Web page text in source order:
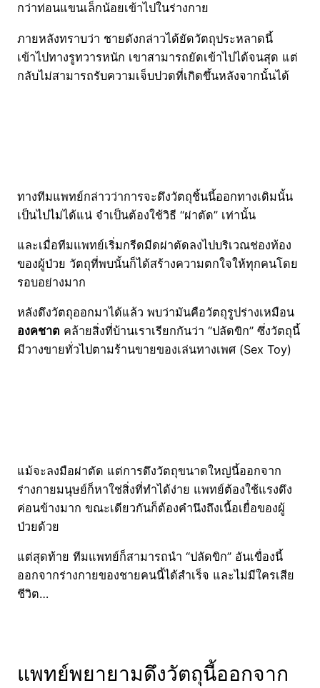
กว่าท่อนแขนเล็กน้อยเข้าไปในร่างกาย
ภายหลังทราบว่า ชายดังกล่าวได้ยัดวัตถุประหลาดนี้
เข้าไปทางรูทวารหนัก เขาสามารถยัดเข้าไปได้จนสุด แต่
กลับไม่สามารถรับความเจ็บปวดที่เกิดขึ้นหลังจากนั้นได้
ทางทีมแพทย์กล่าวว่าการจะดึงวัตถุชิ้นนี้ออกทางเดิมนั้น
เป็นไปไม่ได้แน่ จำเป็นต้องใช้วิธี “ผ่าตัด” เท่านั้น
และเมื่อทีมแพทย์เริ่มกรีดมีดผ่าตัดลงไปบริเวณช่องท้อง
ของผู้ป่วย วัตถุที่พบนั้นก็ได้สร้างความตกใจให้ทุกคนโดย
รอบอย่างมาก
หลังดึงวัตถุออกมาได้แล้ว พบว่ามันคือวัตถุรูปร่างเหมือน
องคชาต คล้ายสิ่งที่บ้านเราเรียกกันว่า “ปลัดขิก” ซึ่งวัตถุนี้
มีวางขายทั่วไปตามร้านขายของเล่นทางเพศ (Sex Toy)
แม้จะลงมือผ่าตัด แต่การดึงวัตถุขนาดใหญ่นี้ออกจาก
ร่างกายมนุษย์ก็หาใช่สิ่งที่ทำได้ง่าย แพทย์ต้องใช้แรงดึง
ค่อนข้างมาก ขณะเดียวกันก็ต้องคำนึงถึงเนื้อเยื่อของผู้
ป่วยด้วย
แต่สุดท้าย ทีมแพทย์ก็สามารถนำ “ปลัดขิก” อันเขื่องนี้
ออกจากร่างกายของชายคนนี้ได้สำเร็จ และไม่มีใครเสีย
ชีวิต…
แพทย์พยายามดึงวัตถุนี้ออกจาก